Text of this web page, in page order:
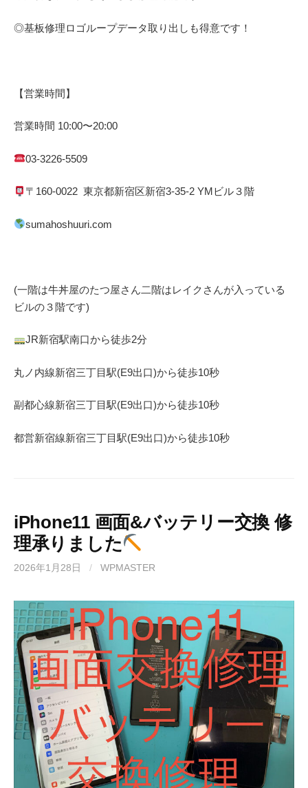
◎基板修理ロゴループデータ取り出しも得意です！
【営業時間】
営業時間 10:00〜20:00
03-3226-5509
〒 160-0022 東京都新宿区新宿3-35-2 YMビル３階
sumahoshuuri.com
(一階は牛丼屋のたつ屋さん二階はレイクさんが入っている
ビルの３階です)
JR新宿駅南口から徒歩2分
丸ノ内線新宿三丁目駅(E9出口)から徒歩10秒
副都心線新宿三丁目駅(E9出口)から徒歩10秒
都営新宿線新宿三丁目駅(E9出口)から徒歩10秒
iPhone11 画面&バッテリー交換 修
理承りました
2026年1月28日 / WPMASTER